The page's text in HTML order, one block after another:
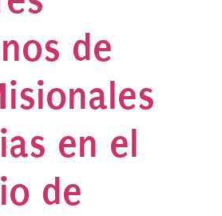
de
en el
de